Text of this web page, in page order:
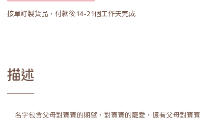
接單訂製貨品，付款後14-21個工作天完成
描述
名字包含父母對寶寶的期望，對寶寶的寵愛，還有父母對寶寶